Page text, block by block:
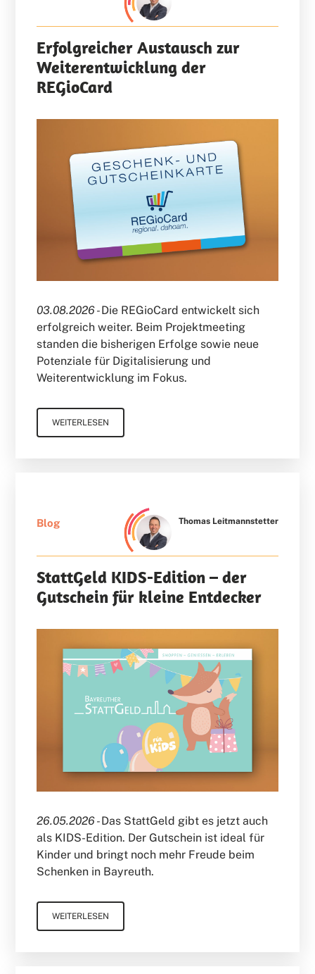
Erfolgreicher Austausch zur
Weiterentwicklung der
REGioCard
03.08.2026 -Die REGioCard entwickelt sich
erfolgreich weiter. Beim Projektmeeting
standen die bisherigen Erfolge sowie neue
Potenziale für Digitalisierung und
Weiterentwicklung im Fokus.
WEITERLESEN
Blog Thomas Leitmannstetter
StattGeld KIDS-Edition – der
Gutschein für kleine Entdecker
26.05.2026 -Das StattGeld gibt es jetzt auch
als KIDS-Edition. Der Gutschein ist ideal für
Kinder und bringt noch mehr Freude beim
Schenken in Bayreuth.
WEITERLESEN